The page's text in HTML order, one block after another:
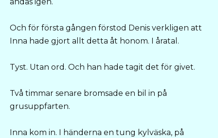
Och för första gången förstod Denis verkligen att
Inna hade gjort allt detta åt honom. I åratal.
Tyst. Utan ord. Och han hade tagit det för givet.
Två timmar senare bromsade en bil in på
grusuppfarten.
Inna kom in. I händerna en tung kylväska, på